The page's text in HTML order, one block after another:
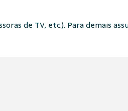
de TV, etc.). Para demais